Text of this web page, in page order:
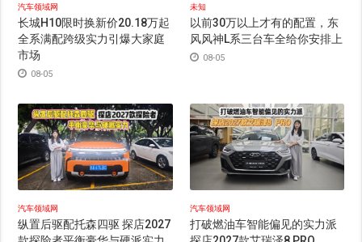
汽车领域网
长城H10限时换新价20.18万起
全系满配跨级实力引爆大家庭
市场
08-05
未知
以前30万以上才有的配置，东
风风神L系三台车全给你安排上
08-05
汽车领域网
纵置后驱配托森四驱 探店2027
汽车领域网
打破燃油车智能偏见的实力派